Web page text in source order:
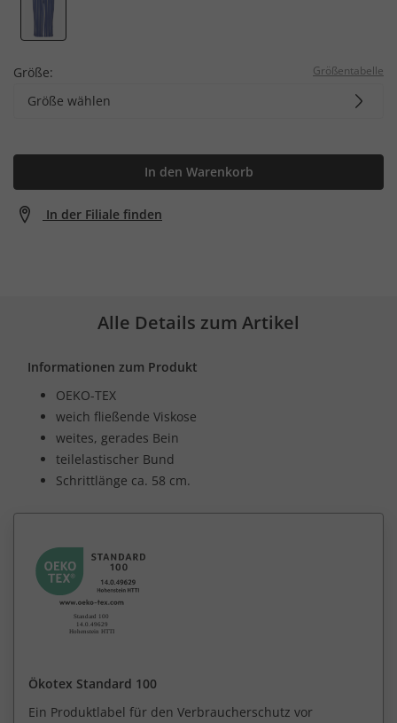
Größe: Größentabelle
Größe wählen
In den Warenkorb
In der Filiale finden
Alle Details zum Artikel
Informationen zum Produkt
OEKO-TEX
weich fließende Viskose
weites, gerades Bein
teilelastischer Bund
Schrittlänge ca. 58 cm.
Ökotex Standard 100
Ein Produktlabel für den Verbraucherschutz vor